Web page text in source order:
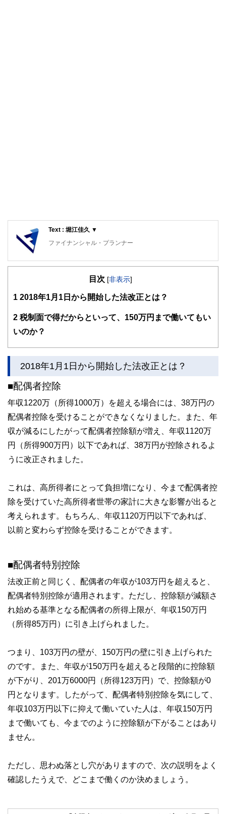
Text : 堀江佳久 ▼
ファイナンシャル・プランナー
中小企業診断士
理科系サラリーマン部長。趣味が貯金であり、株・FX・仮
場でお金に関することをアドバイスすることをライフワーク
目次 [非表示]
1 2018年1月1日から開始した法改正とは？
2 税制面で得だからといって、150万円まで働いてもい
いのか？
2018年1月1日から開始した法改正とは？
■配偶者控除
年収1220万（所得1000万）を超える場合には、38万円の
配偶者控除を受けることができなくなりました。また、年
収が減るにしたがって配偶者控除額が増え、年収1120万
円（所得900万円）以下であれば、38万円が控除されるよ
うに改正されました。
これは、高所得者にとって負担増になり、今まで配偶者控
除を受けていた高所得者世帯の家計に大きな影響が出ると
考えられます。もちろん、年収1120万円以下であれば、
以前と変わらず控除を受けることができます。
■配偶者特別控除
法改正前と同じく、配偶者の年収が103万円を超えると、
配偶者特別控除が適用されます。ただし、控除額が減額さ
れ始める基準となる配偶者の所得上限が、年収150万円
（所得85万円）に引き上げられました。
つまり、103万円の壁が、150万円の壁に引き上げられた
のです。また、年収が150万円を超えると段階的に控除額
が下がり、201万6000円（所得123万円）で、控除額が0
円となります。したがって、配偶者特別控除を気にして、
年収103万円以下に抑えて働いていた人は、年収150万円
まで働いても、今までのように控除額が下がることはあり
ません。
ただし、思わぬ落とし穴がありますので、次の説明をよく
確認したうえで、どこまで働くのか決めましょう。